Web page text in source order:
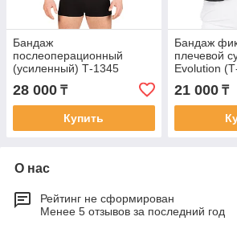
Бандаж
послеоперационный
(усиленный) Т-1345
28 000 ₸
Купить
Бандаж
плечевой
Evolution
21 000₸
О нас
Рейтинг не сформирован
Менее 5 отзывов за последний год